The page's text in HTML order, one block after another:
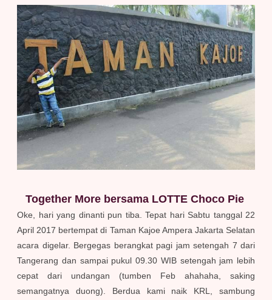
Together More bersama LOTTE Choco Pie
Oke, hari yang dinanti pun tiba. Tepat hari Sabtu tanggal 22
April 2017 bertempat di Taman Kajoe Ampera Jakarta Selatan
acara digelar. Bergegas berangkat pagi jam setengah 7 dari
Tangerang dan sampai pukul 09.30 WIB setengah jam lebih
cepat dari undangan (tumben Feb ahahaha, saking
semangatnya duong). Berdua kami naik KRL, sambung